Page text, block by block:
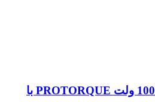
اچار ترکمتر عایق برق 1000 ولت PROTORQUE با